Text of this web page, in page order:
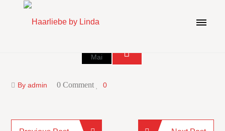
Mai
By admin 0 Comment 0